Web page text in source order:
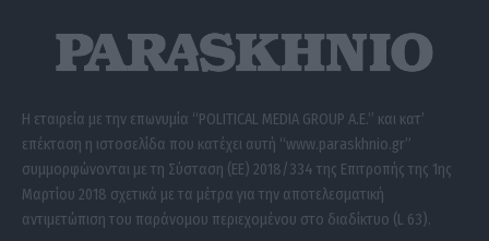
Η εταιρεία με την επωνυμία “POLITICAL MEDIA GROUP A.E.” και κατ’
επέκταση η ιστοσελίδα που κατέχει αυτή “www.paraskhnio.gr”
συμμορφώνονται με τη Σύσταση (ΕΕ) 2018/334 της Επιτροπής της 1ης
Μαρτίου 2018 σχετικά με τα μέτρα για την αποτελεσματική
αντιμετώπιση του παράνομου περιεχομένου στο διαδίκτυο (L 63).